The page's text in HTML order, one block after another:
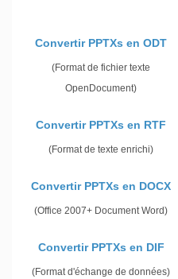
Convertir PPTXs en ODT
(Format de fichier texte
OpenDocument)
Convertir PPTXs en RTF
(Format de texte enrichi)
Convertir PPTXs en DOCX
(Office 2007+ Document Word)
Convertir PPTXs en DIF
(Format d'échange de données)